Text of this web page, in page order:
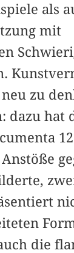
als
mit
zu
dazu hat
12
die